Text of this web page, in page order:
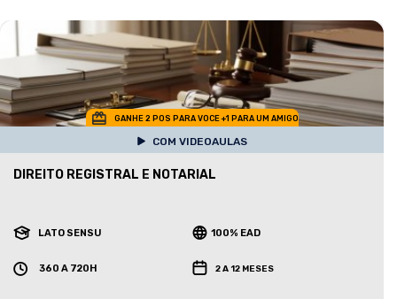
GANHE 2 POS PARA VOCE +1 PARA UM AMIGO
COM VIDEOAULAS
DIREITO REGISTRAL E NOTARIAL
LATO SENSU 100% EAD
360 A 720H 2 A 12 MESES